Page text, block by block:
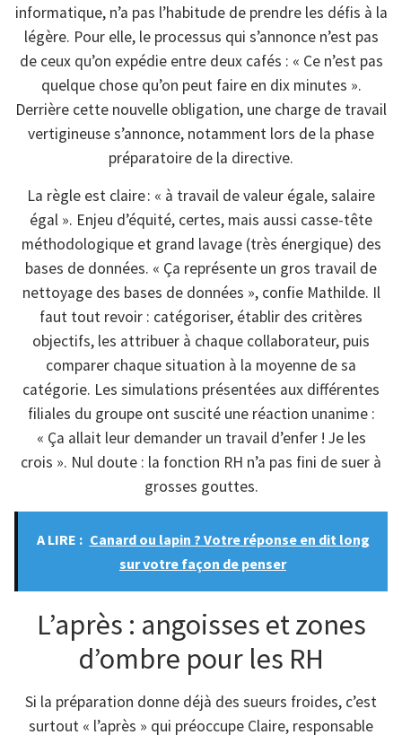
informatique, n’a pas l’habitude de prendre les défis à la
légère. Pour elle, le processus qui s’annonce n’est pas
de ceux qu’on expédie entre deux cafés : « Ce n’est pas
quelque chose qu’on peut faire en dix minutes ».
Derrière cette nouvelle obligation, une charge de travail
vertigineuse s’annonce, notamment lors de la phase
préparatoire de la directive.
La règle est claire : « à travail de valeur égale, salaire
égal ». Enjeu d’équité, certes, mais aussi casse-tête
méthodologique et grand lavage (très énergique) des
bases de données. « Ça représente un gros travail de
nettoyage des bases de données », confie Mathilde. Il
faut tout revoir : catégoriser, établir des critères
objectifs, les attribuer à chaque collaborateur, puis
comparer chaque situation à la moyenne de sa
catégorie. Les simulations présentées aux différentes
filiales du groupe ont suscité une réaction unanime :
« Ça allait leur demander un travail d’enfer ! Je les
crois ». Nul doute : la fonction RH n’a pas fini de suer à
grosses gouttes.
A LIRE : Canard ou lapin ? Votre réponse en dit long
sur votre façon de penser
L’après : angoisses et zones
d’ombre pour les RH
Si la préparation donne déjà des sueurs froides, c’est
surtout « l’après » qui préoccupe Claire, responsable